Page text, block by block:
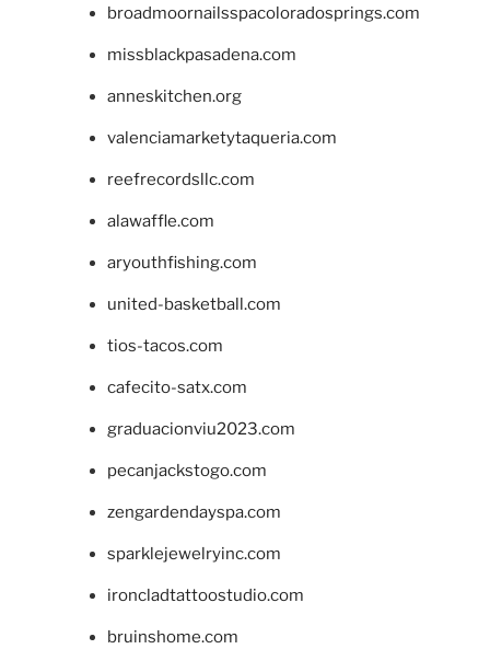
broadmoornailsspacoloradosprings.com
missblackpasadena.com
anneskitchen.org
valenciamarketytaqueria.com
reefrecordsllc.com
alawaffle.com
aryouthfishing.com
united-basketball.com
tios-tacos.com
cafecito-satx.com
graduacionviu2023.com
pecanjackstogo.com
zengardendayspa.com
sparklejewelryinc.com
ironcladtattoostudio.com
bruinshome.com